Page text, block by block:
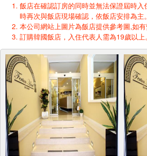
飯店在確認訂房的同時並無法保證屆時
時再次與飯店現場確認，依飯店安排為主。
本公司網站上圖片為飯店提供參考圖,如
訂購韓國飯店，入住代表人需為19歲以上。